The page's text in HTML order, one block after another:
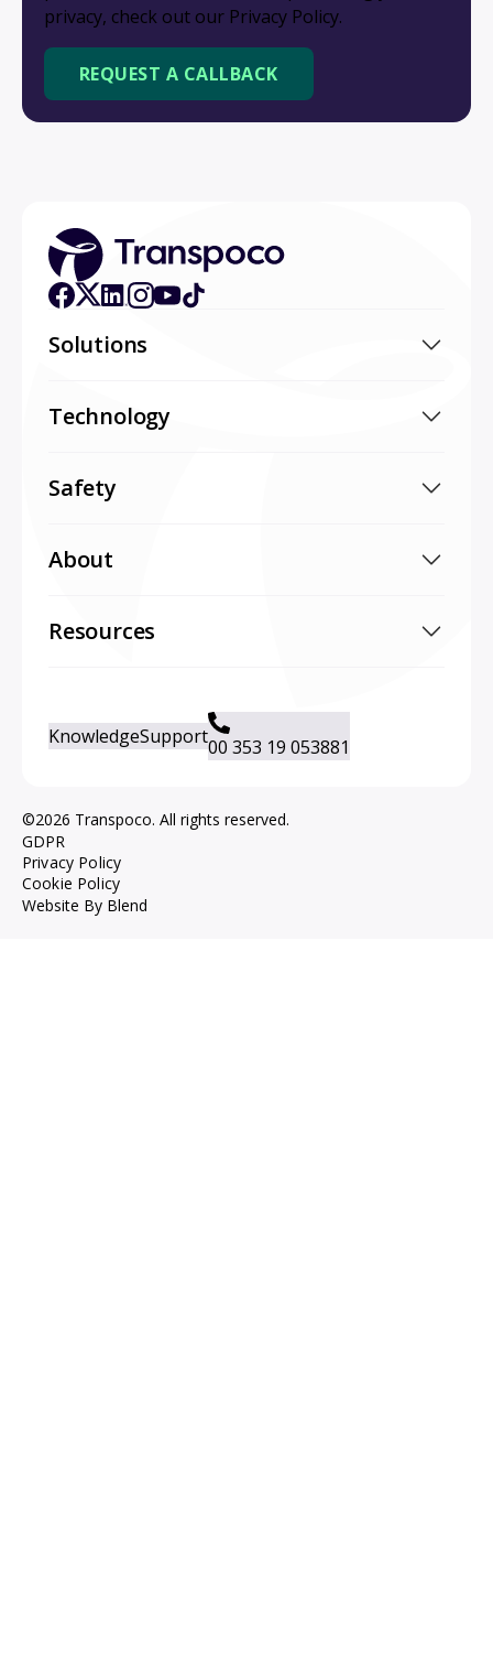
privacy, check out our Privacy Policy.
Solutions
Technology
Safety
About
Resources
KnowledgeSupport00 353 19 053881
©2026 Transpoco. All rights reserved.
GDPR
Privacy Policy
Cookie Policy
Website By Blend